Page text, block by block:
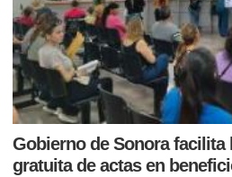
Gobierno de Sonora facilita
gratuita de actas en
cotidiano, permanente”,
matutina: “Las mañaneras del
Ejecutivo Federal destacó que
Seguridad ha permitido la
laboratorios clandestinos y áreas
producción de metanfetaminas;
toneladas de drogas; así como
ciento en los decomisos de
Estados Unidos —ya que se
fentanilo en México— lo que
de 863 a 208 kilos, de octubre de
acuerdo con datos de la Oficina
Fronteriza de los Estados